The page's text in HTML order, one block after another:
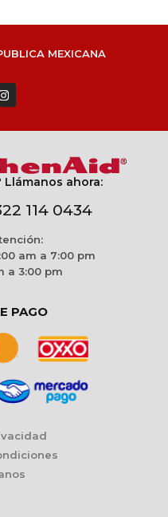
MEXICANA
Llámanos ahora:
114 0434
am a 7:00 pm
a 3:00 pm
PAGO